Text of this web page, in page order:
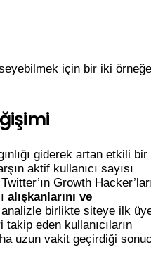
için bir iki örneğe
giderek artan etkili bir
aktif kullanıcı sayısı
Growth
alışkanlarını ve
analizle birlikte siteye ilk
eden kullanıcıların
uzun vakit geçirdiği